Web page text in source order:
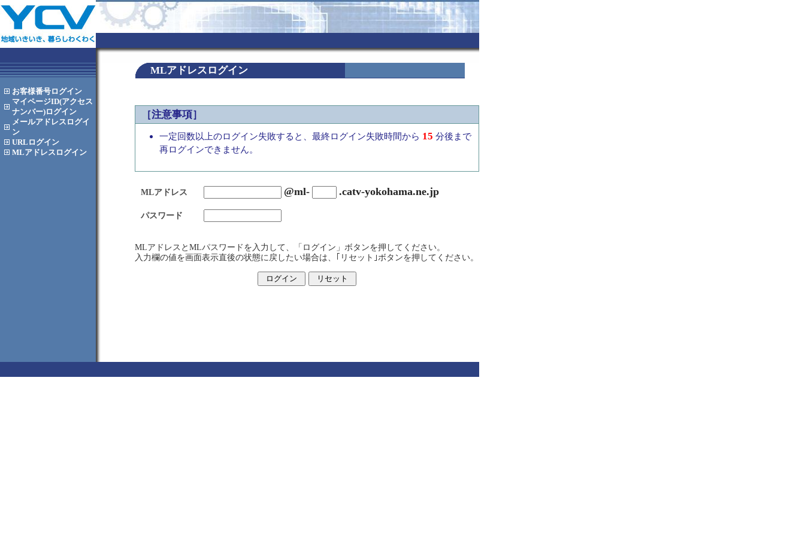
お客様番号ログイン
マイページID(アクセス
ナンバー)ログイン
メールアドレス ログイ
ン
URL ログイン
MLアドレス ログイン
MLアドレスログイン
［注意事項］
一定回数以上のログイン失敗すると、最終ログイン失敗時間から 15 分後まで
再ログインできません。
MLアドレス @ml- .catv-yokohama.ne.jp
パスワード
MLアドレスとMLパスワードを入力して、「ログイン」ボタンを押してください。
入力欄の値を画面表示直後の状態に戻したい場合は、｢リセット｣ボタンを押してください。